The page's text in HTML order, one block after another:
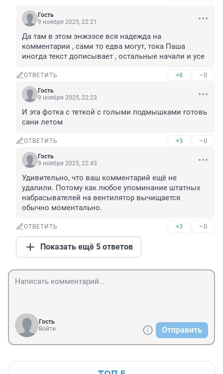
Гость
9 ноября 2025, 22:21
Да там в этом энжээсе вся надежда на
комментарии , сами то едва могут, тока Паша
иногда текст дописывает , остальные начали и усе
ОТВЕТИТЬ +8 –0
Гость
9 ноября 2025, 22:23
И эта фотка с теткой с голыми подмышками готовь
сани летом
ОТВЕТИТЬ +3 –0
Гость
9 ноября 2025, 22:43
Удивительно, что ваш комментарий ещё не
удалили. Потому как любое упоминание штатных
набрасывателей на вентилятор вычищается
обычно моментально.
ОТВЕТИТЬ +3 –0
Показать ещё 5 ответов
Гость
Войти
Отправить